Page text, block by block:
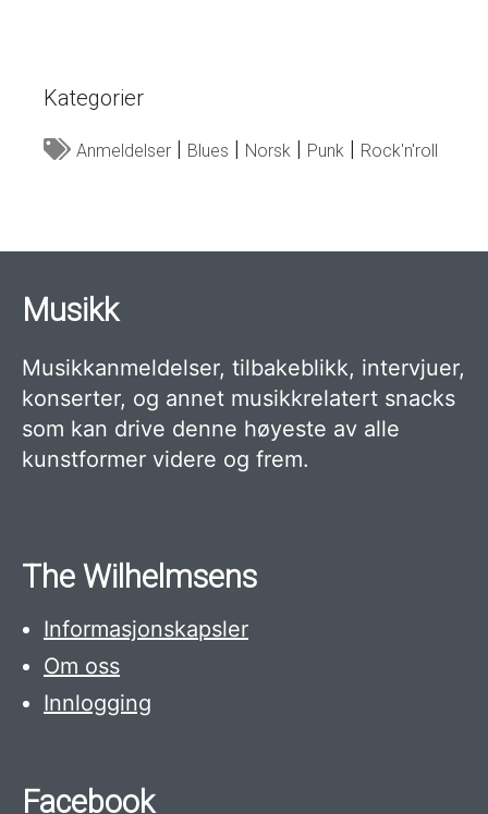
Kategorier
Anmeldelser Blues Norsk Punk Rock'n'roll
Musikk
Musikkanmeldelser, tilbakeblikk, intervjuer,
konserter, og annet musikkrelatert snacks
som kan drive denne høyeste av alle
kunstformer videre og frem.
The Wilhelmsens
Informasjonskapsler
Om oss
Innlogging
Facebook